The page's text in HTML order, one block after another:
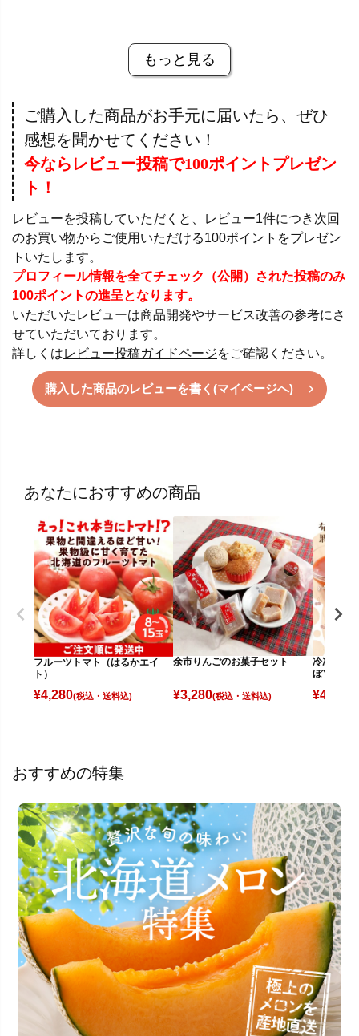
もっと見る
ご購入した商品がお手元に届いたら、ぜひ
感想を聞かせてください！
今ならレビュー投稿で100ポイントプレゼン
ト！
レビューを投稿していただくと、レビュー1件につき次回
のお買い物からご使用いただける100ポイントをプレゼン
トいたします。
プロフィール情報を全てチェック（公開）された投稿のみ
100ポイントの進呈となります。
いただいたレビューは商品開発やサービス改善の参考にさ
せていただいております。
詳しくはレビュー投稿ガイドページをご確認ください。
購入した商品のレビューを書く(マイページへ)
あなたにおすすめの商品
フルーツトマト（はるかエイ
ト）
¥4,280(税込)
余市りんごのお菓子セット
¥3,280(税込)
冷凍さく
ぼソース
¥4,980
おすすめの特集